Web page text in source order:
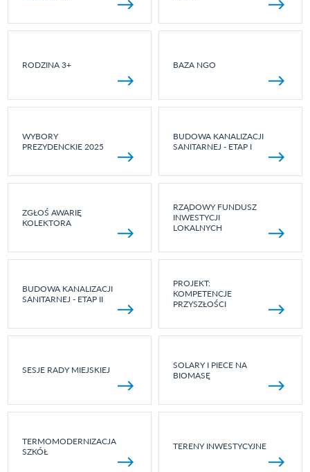
RODZINA 3+ BAZA NGO
WYBORY
PREZYDENCKIE 2025
BUDOWA KANALIZACJI
SANITARNEJ - ETAP I
ZGŁOŚ AWARIĘ
KOLEKTORA
RZĄDOWY FUNDUSZ
INWESTYCJI
LOKALNYCH
BUDOWA KANALIZACJI
SANITARNEJ - ETAP II
PROJEKT:
KOMPETENCJE
PRZYSZŁOŚCI
SESJE RADY MIEJSKIEJ
SOLARY I PIECE NA
BIOMASĘ
TERMOMODERNIZACJA
SZKÓŁ
TERENY INWESTYCYJNE